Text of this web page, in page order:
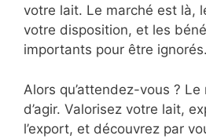
votre lait. Le marché est là,
votre disposition, et les
importants pour être ignorés.
Alors qu’attendez-vous ?
d’agir. Valorisez votre lait,
l’export, et découvrez par